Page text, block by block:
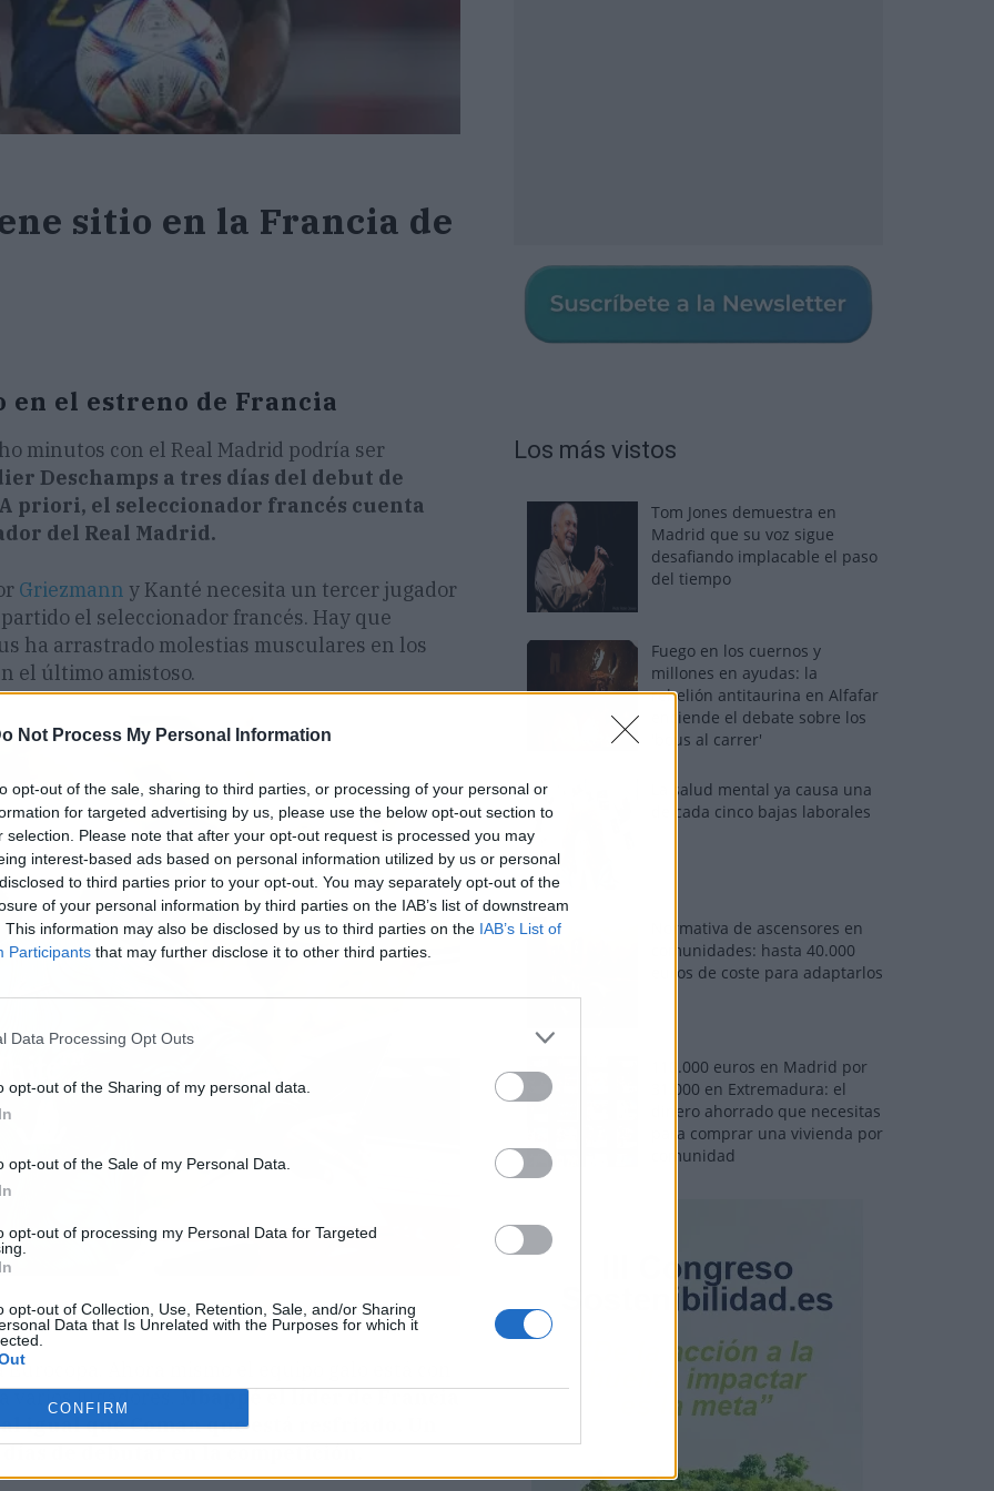
Not Process My Personal Information
opt-out of the sale, sharing to third parties, or processing of your personal or
for targeted advertising by us, please use the below opt-out section to
selection. Please note that after your opt-out request is processed you may
interest-based ads based on personal information utilized by us or personal
to third parties prior to your opt-out. You may separately opt-out of the
of your personal information by third parties on the IAB’s list of downstream
This information may also be disclosed by us to third parties on the IAB’s List of
Participants that may further disclose it to other third parties.
Data Processing Opt Outs
opt-out of the Sharing of my personal data.
opt-out of the Sale of my Personal Data.
opt-out of processing my Personal Data for Targeted
opt-out of Collection, Use, Retention, Sale, and/or Sharing
Data that Is Unrelated with the Purposes for which it
CONFIRM
sitio en la Francia de
el estreno de Francia
minutos con el Real Madrid podría ser
Deschamps a tres días del debut de
priori, el seleccionador francés cuenta
del Real Madrid.
Griezmann y Kanté necesita un tercer jugador
el seleccionador francés. Hay que
ha arrastrado molestias musculares en los
el último amistoso.
azota a la Selección francesa
Ahora mismo el equipo galo está con
varios jugadores.Mbappé el líder de Francia
igual que Coman que está resfriado. Un
de debutar en la competición.
Los más vistos
Tom Jones demuestra en
Madrid que su voz sigue
desafiando implacable el paso
del tiempo
Fuego en los cuernos y
millones en ayudas: la
rebelión antitaurina en Alfafar
enciende el debate sobre los
'bous al carrer'
La salud mental ya causa una
de cada cinco bajas laborales
Normativa de ascensores en
comunidades: hasta 40.000
euros de coste para adaptarlos
110.000 euros en Madrid por
31.000 en Extremadura: el
dinero ahorrado que necesitas
para comprar una vivienda por
comunidad